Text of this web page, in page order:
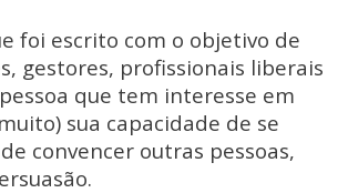
foi escrito com o objetivo de
gestores, profissionais liberais
que tem interesse em
sua capacidade de se
convencer outras pessoas,